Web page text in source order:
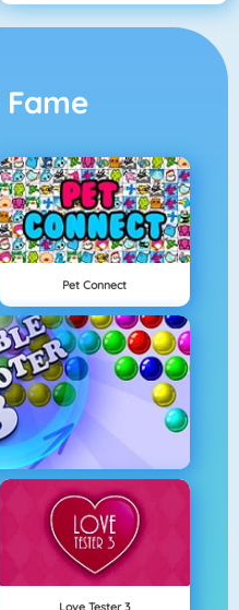
Fame
Pet Connect
Love Tester 3